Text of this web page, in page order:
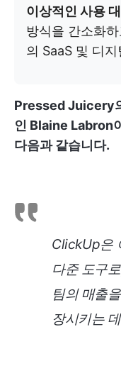
이상적인 사용
방식을 간소화
의 SaaS 및 디
Pressed Juicery
인 Blaine Labron
다음과 같습니다.
ClickUp은
다준 도구
팀의 매출
장시키는